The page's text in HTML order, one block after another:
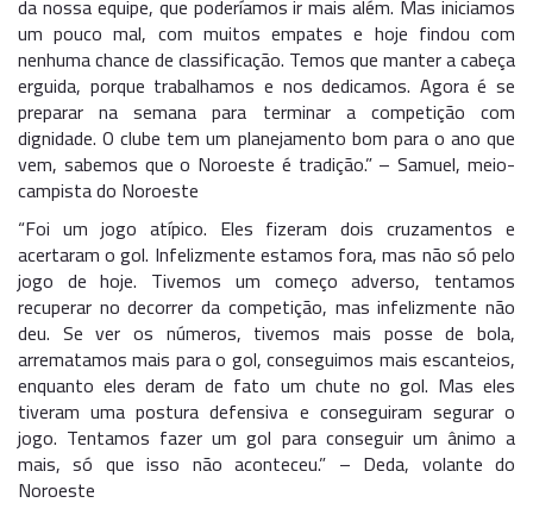
da nossa equipe, que poderíamos ir mais além. Mas iniciamos
um pouco mal, com muitos empates e hoje findou com
nenhuma chance de classificação. Temos que manter a cabeça
erguida, porque trabalhamos e nos dedicamos. Agora é se
preparar na semana para terminar a competição com
dignidade. O clube tem um planejamento bom para o ano que
vem, sabemos que o Noroeste é tradição.” – Samuel, meio-
campista do Noroeste
“Foi um jogo atípico. Eles fizeram dois cruzamentos e
acertaram o gol. Infelizmente estamos fora, mas não só pelo
jogo de hoje. Tivemos um começo adverso, tentamos
recuperar no decorrer da competição, mas infelizmente não
deu. Se ver os números, tivemos mais posse de bola,
arrematamos mais para o gol, conseguimos mais escanteios,
enquanto eles deram de fato um chute no gol. Mas eles
tiveram uma postura defensiva e conseguiram segurar o
jogo. Tentamos fazer um gol para conseguir um ânimo a
mais, só que isso não aconteceu.” – Deda, volante do
Noroeste